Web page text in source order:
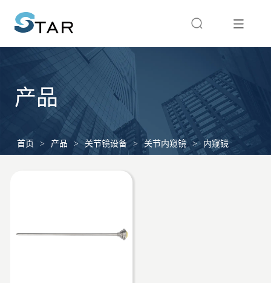
产品
首页 > 产品 > 关节镜设备 > 关节内窥镜 > 内窥镜